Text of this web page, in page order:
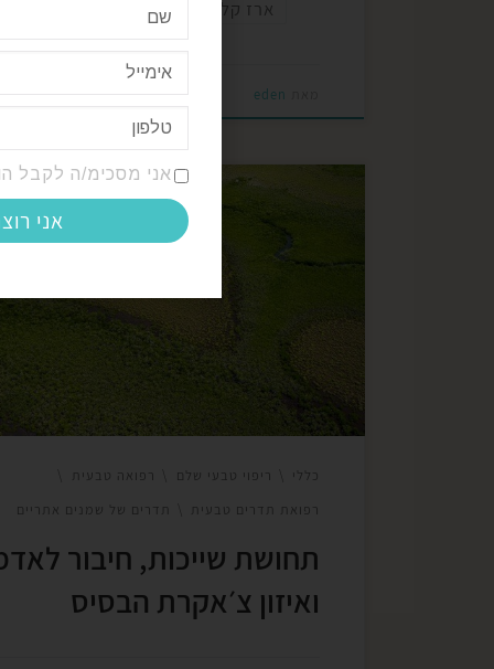
ארז קליפורניה
eden פורסם ב-2024
תחושת השייכות היא צורך יסודי שמחזק את
הנפשית והפיזית שלנו. היא מעניקה לנו ביטחון,
תמיכה וקבלה, ומחברת אותנו למערכת
סביבנו. חיבור זה משפיע על כל תחום בחיינו,
הקשרים האישיים והחוויות הפנימיות שלנו. אחת
הדרכים המרכזיות לחיזוק תחושת השייכות
קשר עמוק עם האדמה, אשר מקנה גם […]
כללי ריפוי טבעי שלם
רפואה טבעית
רפואת תדרים טבעית
תדרים של שמנים אתריים
תחושת שייכות, חיבור
ואיזון צ׳אקרת הבסיס
אני מסכימ/ה לקבל
אני